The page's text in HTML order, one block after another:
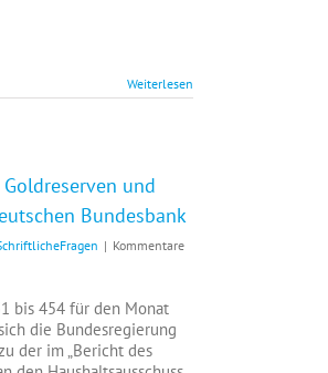
Weiterlesen
und
Bundesbank
| Kommentare
bis 454 für den Monat
die Bundesregierung
der im „Bericht des